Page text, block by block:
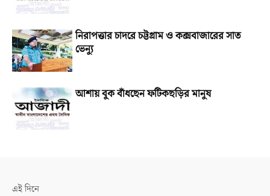
নিরাপত্তার চাদরে চট্টগ্রাম ও কক্সবাজারের সাত
ভেন্যু
আশায় বুক বাঁধছেন ফটিকছড়ির মানুষ
এই দিনে